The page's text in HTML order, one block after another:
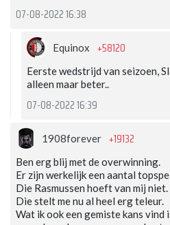
07-08-2022 16:38
Equinox +58120
Eerste wedstrijd van seizoen,
alleen maar beter..
07-08-2022 16:39
1908forever +19132
Ben erg blij met de overwinning.
Er zijn werkelijk een aantal
Die Rasmussen hoeft van mij niet.
Die stelt me nu al heel erg teleur.
Wat ik ook een gemiste kans vind